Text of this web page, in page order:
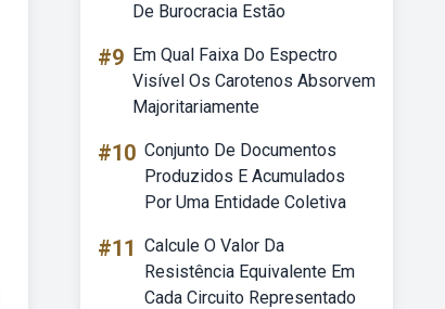
De Burocracia Estão
#9 Em Qual Faixa Do Espectro
Visível Os Carotenos Absorvem
Majoritariamente
#10 Conjunto De Documentos
Produzidos E Acumulados
Por Uma Entidade Coletiva
#11 Calcule O Valor Da
Resistência Equivalente Em
Cada Circuito Representado